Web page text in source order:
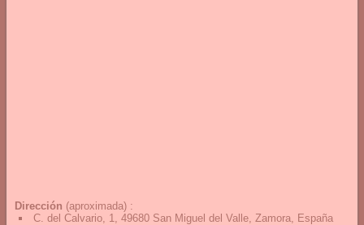
Dirección (aproximada) :
C. del Calvario, 1, 49680 San Miguel del Valle, Zamora, España